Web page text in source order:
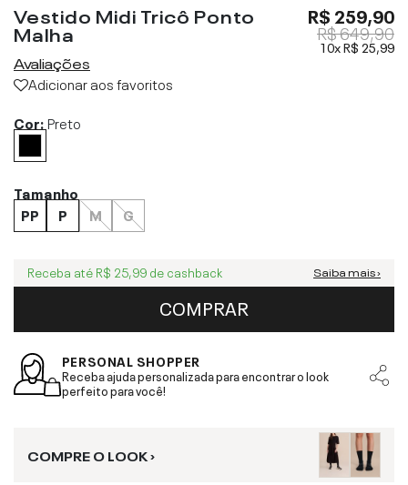
Vestido Midi Tricô Ponto
Malha
Avaliações
Adicionar aos favoritos
R$ 259,90
R$ 649,90
10xR$ 25,99
Cor:Preto
Tamanho
PP
P M G
Receba até R$ 25,99 de cashback Saiba mais ›
COMPRAR
PERSONAL SHOPPER
Receba ajuda personalizada para encontrar o look
perfeito para você!
COMPRE O LOOK ›